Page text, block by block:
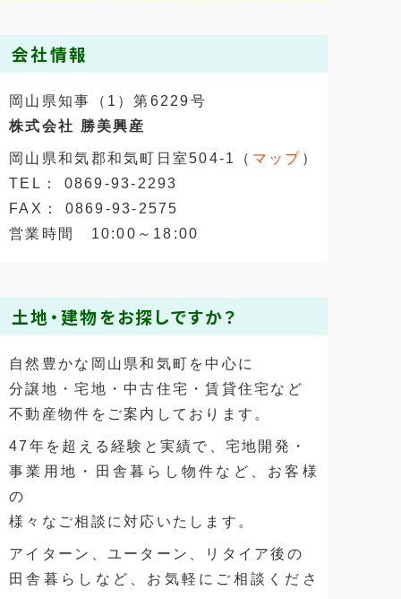
会社情報
岡山県知事（1）第6229号
株式会社 勝美興産
岡山県和気郡和気町日室504-1（ マップ ）
TEL： 0869-93-2293
FAX： 0869-93-2575
営業時間 10:00～18:00
土地・建物をお探しですか？
自然豊かな岡山県和気町を中心に
分譲地・宅地・中古住宅・賃貸住宅など
不動産物件をご案内しております。
47年を超える経験と実績で、宅地開発・
事業用地・田舎暮らし物件など、お客様
の
様々なご相談に対応いたします。
アイターン、ユーターン、リタイア後の
田舎暮らしなど、お気軽にご相談くださ